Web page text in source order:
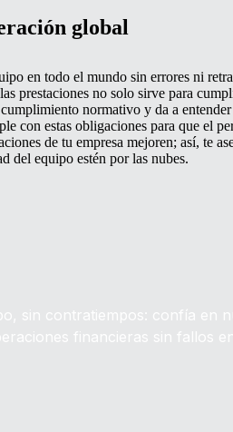
global
en todo el mundo sin errores ni
prestaciones no solo sirve para
normativo y da a
con estas obligaciones para que el
de tu empresa mejoren; así, te
del equipo estén por las nubes.
sin contratiempos: confía en
financieras sin fallos